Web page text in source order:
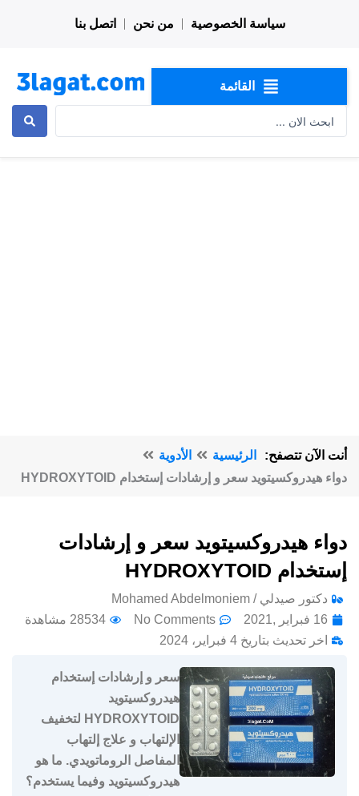
سياسة الخصوصية من نحن اتصل بنا
القائمة
أنت الآن تتصفح: الرئيسية
الأدوية
دواء هيدروكسيتويد سعر و إرشادات إستخدام HYDROXYTOID
دواء هيدروكسيتويد سعر و إرشادات
إستخدام HYDROXYTOID
دكتور صيدلي / Mohamed Abdelmoniem
16 فبراير ,2021
No Comments
28534 مشاهدة
اخر تحديث بتاريخ 4 فبراير، 2024
سعر و إرشادات إستخدام
هيدروكسيتويد
HYDROXYTOID لتخفيف
الإلتهاب و علاج إلتهاب
المفاصل الروماتويدي. ما هو
هيدروكسيتويد وفيما يستخدم؟